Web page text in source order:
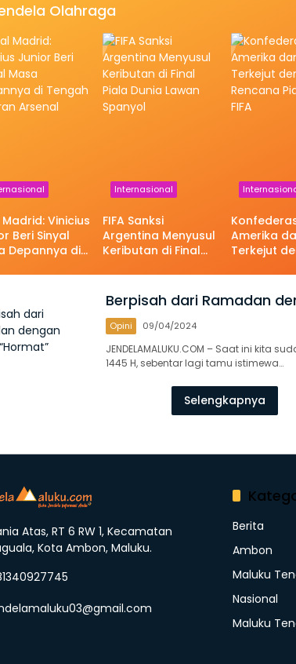
Olahraga
Madrid: Vinicius
Beri Sinyal
Depannya di
Internasional
FIFA Sanksi
Argentina Menyusul
Keributan di Final
Amerika
Terkejut
Berpisah dari Ramadan
Opini 09/04/2024
JENDELAMALUKU.COM – Saat ini kita
1445 H, sebentar lagi tamu istimewa…
Selengkapnya
Atas, RT 6 RW 1, Kecamatan
Kota Ambon, Maluku.
Berita
Ambon
Maluku
Nasional
Maluku